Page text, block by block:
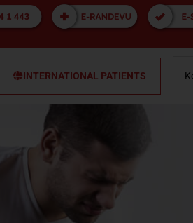
INTERNATIONAL PATIENTS